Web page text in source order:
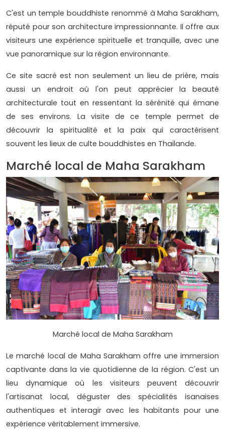
C'est un temple bouddhiste renommé à Maha Sarakham,
réputé pour son architecture impressionnante. Il offre aux
visiteurs une expérience spirituelle et tranquille, avec une
vue panoramique sur la région environnante.
Ce site sacré est non seulement un lieu de prière, mais
aussi un endroit où l'on peut apprécier la beauté
architecturale tout en ressentant la sérénité qui émane
de ses environs. La visite de ce temple permet de
découvrir la spiritualité et la paix qui caractérisent
souvent les lieux de culte bouddhistes en Thaïlande.
Marché local de Maha Sarakham
Marché local de Maha Sarakham
Le marché local de Maha Sarakham offre une immersion
captivante dans la vie quotidienne de la région. C'est un
lieu dynamique où les visiteurs peuvent découvrir
l'artisanat local, déguster des spécialités isanaises
authentiques et interagir avec les habitants pour une
expérience véritablement immersive.